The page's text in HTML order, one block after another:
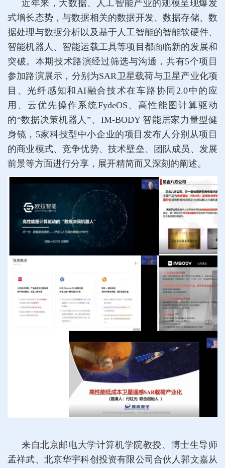
近年来，大数据、人工智能产业的规模呈现爆发
式增长态势，与数据相关的数据开发、数据存储、数
据处理与数据分析以及基于人工智能的智能软硬件、
智能机器人、智能运载工具等项目都面临新的发展和
突破。本期技术路演经过筛选与沟通，共有5个项目
参加路演展示，分别为SAR卫星载荷与卫星产业化项
目、光纤感知和AI融合技术在车路协同2.0中的应
用、云优先操作系统FydeOS、高性能图计算驱动
的“数据决策机器人”、IM-BODY 智能居家力量型健
身镜，5家科技型中小企业的项目发布人分别从项目
的商业模式、竞争优势、技术壁垒、团队成员、发展
前景等方面进行分享，展开精简而又深刻的阐述。
来自北京邮电大学计算机学院教授、博士生导师
孟祥武、北京华宇科创投资有限公司合伙人郭文嘉从